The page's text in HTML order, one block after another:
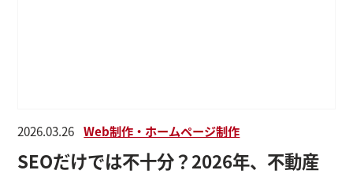
2026.03.26 Web制作・ホームページ制作
SEOだけでは不十分？2026年、不動産